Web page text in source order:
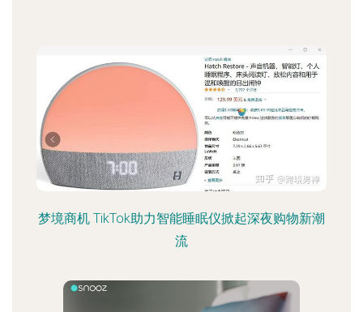
梦境商机 TikTok助力智能睡眠仪掀起深夜购物新潮
流